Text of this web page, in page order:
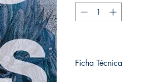
Ficha Técnica